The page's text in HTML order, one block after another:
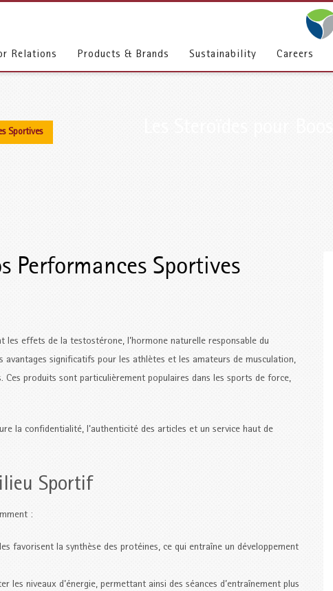
Relations Products & Brands Sustainability Careers
Sportives
Performances Sportives
effets de la testostérone, l’hormone naturelle responsable du
significatifs pour les athlètes et les amateurs de musculation,
produits sont particulièrement populaires dans les sports de force,
la confidentialité, l’authenticité des articles et un service haut de
Sportif
:
favorisent la synthèse des protéines, ce qui entraîne un développement
les niveaux d’énergie, permettant ainsi des séances d’entraînement plus